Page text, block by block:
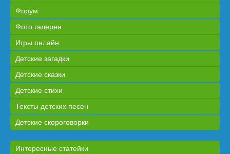
Форум
Фото галерея
Игры онлайн
Детские загадки
Детские сказки
Детские стихи
Тексты детских песен
Детские скороговорки
Интересные статейки